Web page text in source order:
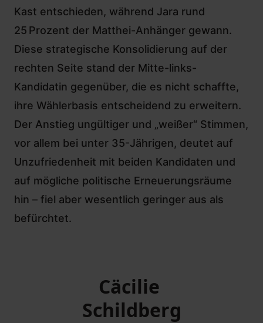
Kast entschieden, während Jara rund
25 Prozent der Matthei-Anhänger gewann.
Diese strategische Konsolidierung auf der
rechten Seite stand der Mitte-links-
Kandidatin gegenüber, die es nicht schaffte,
ihre Wählerbasis entscheidend zu erweitern.
Der Anstieg ungültiger und „weißer“ Stimmen,
vor allem bei unter 35-Jährigen, deutet auf
Unzufriedenheit mit beiden Kandidaten und
auf mögliche politische Erneuerungsräume
hin – fiel aber wesentlich geringer aus als
befürchtet.
Cäcilie
Schildberg